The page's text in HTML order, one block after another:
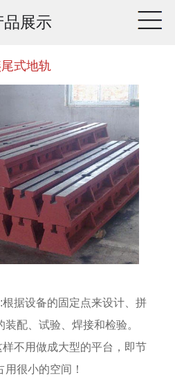
品展示
式地轨
根据设备的固定点来设计、拼
配、试验、焊接和检验。
不用做成大型的平台，即节
很小的空间！